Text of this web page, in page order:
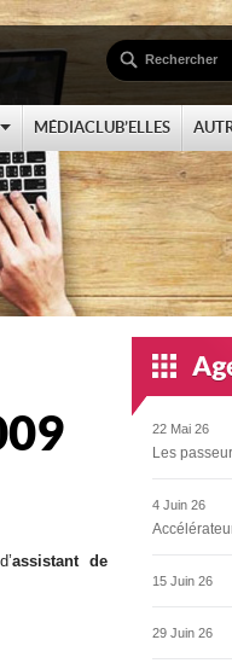
MÉDIACLUB’ELLES
assistant de
22 Mai 26
Les
4 Juin 26
15 Juin 26
29 Juin 26